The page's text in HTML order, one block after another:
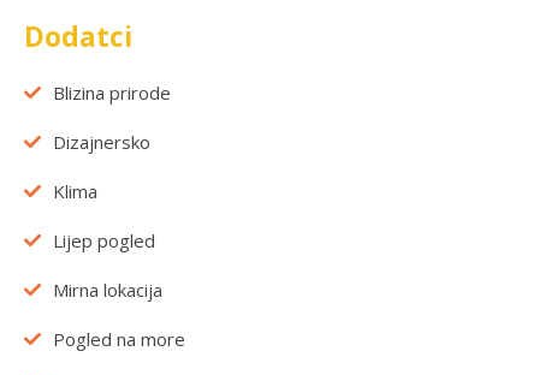
Dodatci
Blizina prirode
Dizajnersko
Klima
Lijep pogled
Mirna lokacija
Pogled na more